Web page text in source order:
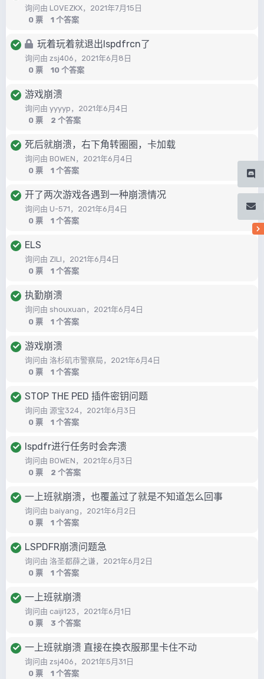
询问由 LOVEZKX， 2021年7月15日
0 票 1 个答案
玩着玩着就退出lspdfrcn了
询问由 zsj406 ， 2021年6月8日
0 票 10 个答案
游戏崩溃
询问由 yyyyp ， 2021年6月4日
0 票 2 个答案
死后就崩溃，右下角转圈圈，卡加载
询问由 BOWEN ， 2021年6月4日
0 票 1 个答案
开了两次游戏各遇到一种崩溃情况
询问由 U-571 ， 2021年6月4日
0 票 1 个答案
ELS
询问由 ZILI ， 2021年6月4日
0 票 1 个答案
执勤崩溃
询问由 shouxuan ， 2021年6月4日
0 票 1 个答案
游戏崩溃
询问由 洛杉矶市警察局 ， 2021年6月4日
0 票 1 个答案
STOP THE PED 插件密钥问题
询问由 源宝324， 2021年6月3日
0 票 1 个答案
lspdfr进行任务时会奔溃
询问由 BOWEN ， 2021年6月3日
0 票 2 个答案
一上班就崩溃，也覆盖过了就是不知道怎么回事
询问由 baiyang ， 2021年6月2日
0 票 1 个答案
LSPDFR崩溃问题急
询问由 洛圣都薛之谦， 2021年6月2日
0 票 1 个答案
一上班就崩溃
询问由 caiji123 ， 2021年6月1日
0 票 3 个答案
一上班就崩溃 直接在换衣服那里卡住不动
询问由 zsj406 ， 2021年5月31日
0 票 1 个答案